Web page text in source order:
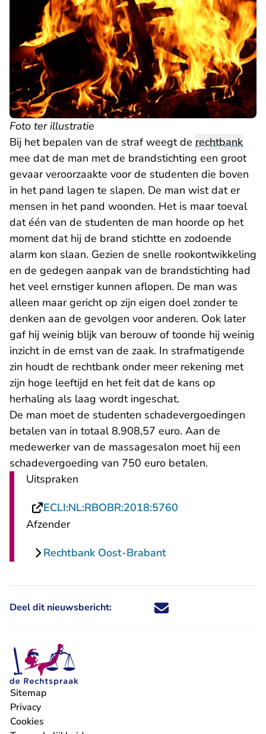
Foto ter illustratie
Bij het bepalen van de straf weegt de rechtbank
mee dat de man met de brandstichting een groot
gevaar veroorzaakte voor de studenten die boven
in het pand lagen te slapen. De man wist dat er
mensen in het pand woonden. Het is maar toeval
dat één van de studenten de man hoorde op het
moment dat hij de brand stichtte en zodoende
alarm kon slaan. Gezien de snelle rookontwikkeling
en de gedegen aanpak van de brandstichting had
het veel ernstiger kunnen aflopen. De man was
alleen maar gericht op zijn eigen doel zonder te
denken aan de gevolgen voor anderen. Ook later
gaf hij weinig blijk van berouw of toonde hij weinig
inzicht in de ernst van de zaak. In strafmatigende
zin houdt de rechtbank onder meer rekening met
zijn hoge leeftijd en het feit dat de kans op
herhaling als laag wordt ingeschat.
De man moet de studenten schadevergoedingen
betalen van in totaal 8.908,57 euro. Aan de
medewerker van de massagesalon moet hij een
schadevergoeding van 750 euro betalen.
Uitspraken
ECLI:NL:RBOBR:2018:5760
Afzender
Rechtbank Oost-Brabant
Deel dit nieuwsbericht: Deel dit nieuwsbericht via X -
Deel dit nieuwsbericht via
Deel dit nieuwsbericht
Deel dit
Sitemap
Privacy
Cookies